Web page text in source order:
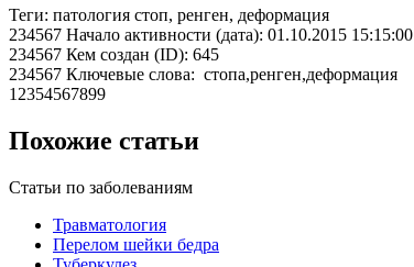
Теги: патология стоп, ренген, деформация
234567 Начало активности (дата): 01.10.2015 15:15:00
234567 Кем создан (ID): 645
234567 Ключевые слова: стопа,ренген,деформация
12354567899
Похожие статьи
Статьи по заболеваниям
Травматология
Перелом шейки бедра